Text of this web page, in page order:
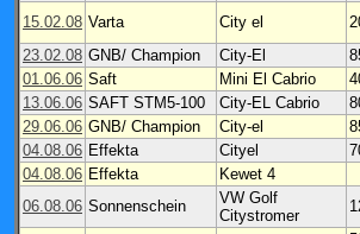
15.02.08 Varta City el
23.02.08 GNB/ Champion City-El
01.06.06 Saft Mini El Cabrio
13.06.06 SAFT STM5-100 City-EL Cabrio
29.06.06 GNB/ Champion City-el
04.08.06 Effekta Cityel
04.08.06 Effekta
Kewet 4
06.08.06 Sonnenschein
VW Golf
Citystromer